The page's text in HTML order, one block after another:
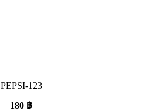
PEPSI-123
180 ฿